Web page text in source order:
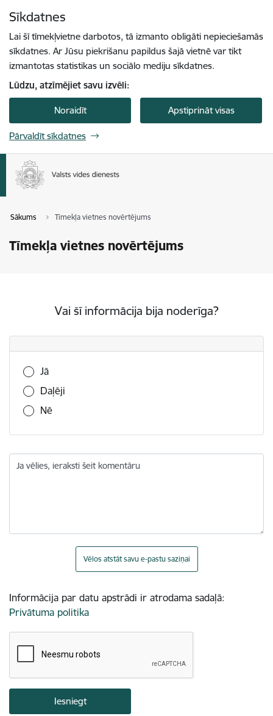
Sīkdatnes
Lai šī tīmekļvietne darbotos, tā izmanto obligāti nepieciešamās
sīkdatnes. Ar Jūsu piekrišanu papildus šajā vietnē var tikt
izmantotas statistikas un sociālo mediju sīkdatnes.
Lūdzu, atzīmējiet savu izvēli:
Noraidīt Apstiprināt visas
Pārvaldīt sīkdatnes
Sākums Tīmekļa vietnes novērtējums
Tīmekļa vietnes novērtējums
Vai šī informācija bija noderīga?
Vai šī informācija bija noderīga?
Jā
Daļēji
Nē
Ja vēlies, ieraksti šeit komentāru
Vēlos atstāt savu e-pastu saziņai
Informācija par datu apstrādi ir atrodama sadaļā:
Privātuma politika